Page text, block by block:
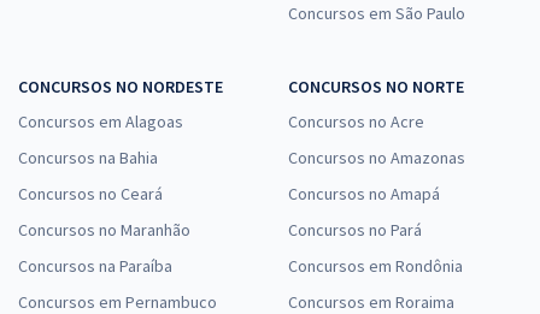
Concursos em São Paulo
CONCURSOS NO NORDESTE
Concursos em Alagoas
Concursos na Bahia
Concursos no Ceará
Concursos no Maranhão
Concursos na Paraíba
Concursos em Pernambuco
CONCURSOS NO NORTE
Concursos no Acre
Concursos no Amazonas
Concursos no Amapá
Concursos no Pará
Concursos em Rondônia
Concursos em Roraima